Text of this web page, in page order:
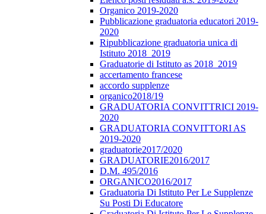
Organico 2019-2020
Pubblicazione graduatoria educatori 2019-
2020
Ripubblicazione graduatoria unica di
Istituto 2018_2019
Graduatorie di Istituto as 2018_2019
accertamento francese
accordo supplenze
organico2018/19
GRADUATORIA CONVITTRICI 2019-
2020
GRADUATORIA CONVITTORI AS
2019-2020
graduatorie2017/2020
GRADUATORIE2016/2017
D.M. 495/2016
ORGANICO2016/2017
Graduatoria Di Istituto Per Le Supplenze
Su Posti Di Educatore